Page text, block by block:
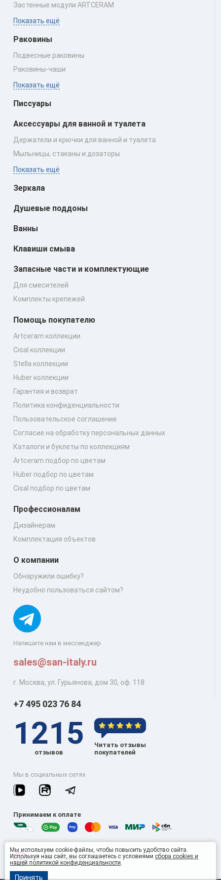
Застенные модули ARTCERAM
Показать ещё
Раковины
Подвесные раковины
Раковины‑чаши
Показать ещё
Писсуары
Аксессуары для ванной и туалета
Держатели и крючки для ванной и туалета
Мыльницы, стаканы и дозаторы
Показать ещё
Зеркала
Душевые поддоны
Ванны
Клавиши смыва
Запасные части и комплектующие
Для смесителей
Комплекты крепежей
Напишите нам в мессенджер
sales@san-italy.ru
г. Москва, ул. Гурьянова, дом 30, оф. 118
Помощь покупателю
Artceram коллекции
Cisal коллекции
Stella коллекции
Huber коллекции
Гарантия и возврат
Политика конфиденциальности
Пользовательское соглашение
Согласие на обработку персональных данных
Каталоги и буклеты по коллекциям
Artceram подбор по цветам
Huber подбор по цветам
Cisal подбор по цветам
Профессионалам
Дизайнерам
Комплектация объектов
О компании
Обнаружили ошибку?
Неудобно пользоваться сайтом?
+7 495 023 76 84
1215
отзывов
Читать отзывы
покупателей
Мы в социальных сетях
Принимаем к оплате
© 2026 Omnisan Group
Мы используем cookie-файлы, чтобы повысить удобство сайта.
Используя наш сайт, вы соглашаетесь с условиями сбора cookies и
нашей политикой конфиденциальности.
Принять